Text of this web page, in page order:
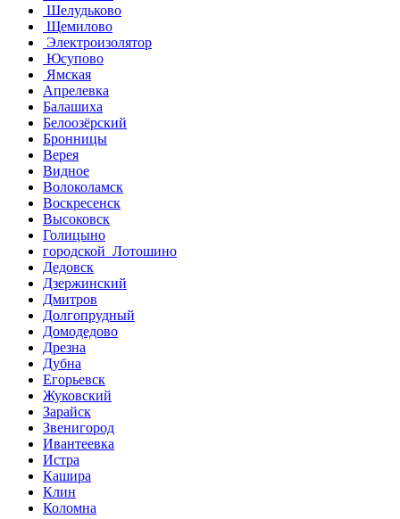
Шелудьково
Щемилово
Электроизолятор
Юсупово
Ямская
Апрелевка
Балашиха
Белоозёрский
Бронницы
Верея
Видное
Волоколамск
Воскресенск
Высоковск
Голицыно
городской Лотошино
Дедовск
Дзержинский
Дмитров
Долгопрудный
Домодедово
Дрезна
Дубна
Егорьевск
Жуковский
Зарайск
Звенигород
Ивантеевка
Истра
Кашира
Клин
Коломна